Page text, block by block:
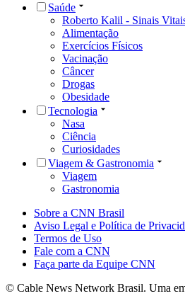
Saúde
Roberto Kalil - Sinais
Alimentação
Exercícios Físicos
Vacinação
Câncer
Drogas
Obesidade
Tecnologia
Nasa
Ciência
Curiosidades
Viagem & Gastronomia
Viagem
Gastronomia
Sobre a CNN Brasil
Aviso Legal e Política de
Termos de Uso
Fale com a CNN
Faça parte da Equipe CNN
© Cable News Network Brasil. Uma